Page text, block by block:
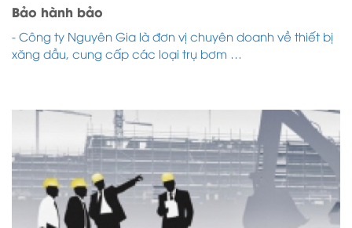
Bảo hành bảo
- Công ty Nguyên Gia là đơn vị chuyên doanh về thiết bị
xăng dầu, cung cấp các loại trụ bơm …